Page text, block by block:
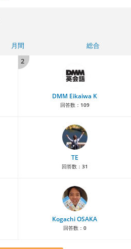
月間
総合
2
DMM Eikaiwa K
回答数： 109
TE
回答数： 31
Kogachi OSAKA
回答数： 0